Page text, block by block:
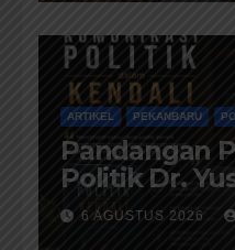
ARTIKEL PEKANBARU
Pandangan
Politik Dr.
Tentang
Liza Fitriani
6 AGUSTUS 2026